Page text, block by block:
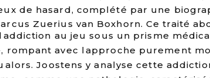
de hasard, complété par une
Zuerius van Boxhorn. Ce traité
au jeu sous un prisme
rompant avec lapproche purement
Joostens y analyse cette